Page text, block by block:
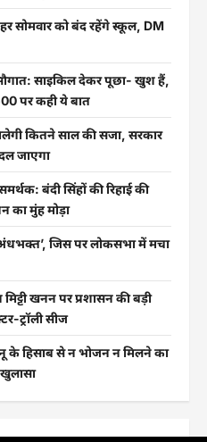
सोमवार को बंद रहेंगे स्कूल, DM
साइकिल देकर पूछा- खुश हैं,
पर कही ये बात
कितने साल की सजा, सरकार
जाएगा
बंदी सिंहों की रिहाई की
का मुंह मोड़ा
जिस पर लोकसभा में मचा
खनन पर प्रशासन की बड़ी
ट्रॉली सीज
के हिसाब से न भोजन न मिलने का